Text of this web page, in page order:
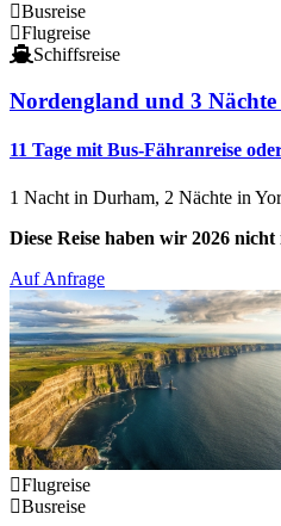
Busreise
Flugreise
Schiffsreise
Nordengland und 3
11 Tage mit Bus-Fähranreise
1 Nacht in Durham, 2 Nächte in
Diese Reise haben wir 2026
Auf Anfrage
Flugreise
Busreise